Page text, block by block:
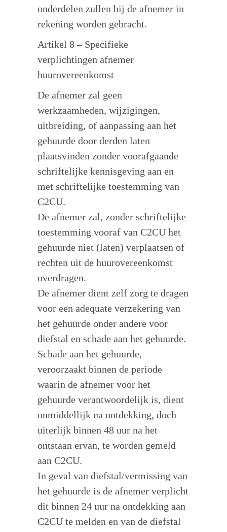
onderdelen zullen bij de afnemer in
rekening worden gebracht.
Artikel 8 – Specifieke
verplichtingen afnemer
huurovereenkomst
De afnemer zal geen
werkzaamheden, wijzigingen,
uitbreiding, of aanpassing aan het
gehuurde door derden laten
plaatsvinden zonder voorafgaande
schriftelijke kennisgeving aan en
met schriftelijke toestemming van
C2CU.
De afnemer zal, zonder schriftelijke
toestemming vooraf van C2CU het
gehuurde niet (laten) verplaatsen of
rechten uit de huurovereenkomst
overdragen.
De afnemer dient zelf zorg te dragen
voor een adequate verzekering van
het gehuurde onder andere voor
diefstal en schade aan het gehuurde.
Schade aan het gehuurde,
veroorzaakt binnen de periode
waarin de afnemer voor het
gehuurde verantwoordelijk is, dient
onmiddellijk na ontdekking, doch
uiterlijk binnen 48 uur na het
ontstaan ervan, te worden gemeld
aan C2CU.
In geval van diefstal/vermissing van
het gehuurde is de afnemer verplicht
dit binnen 24 uur na ontdekking aan
C2CU te melden en van de diefstal